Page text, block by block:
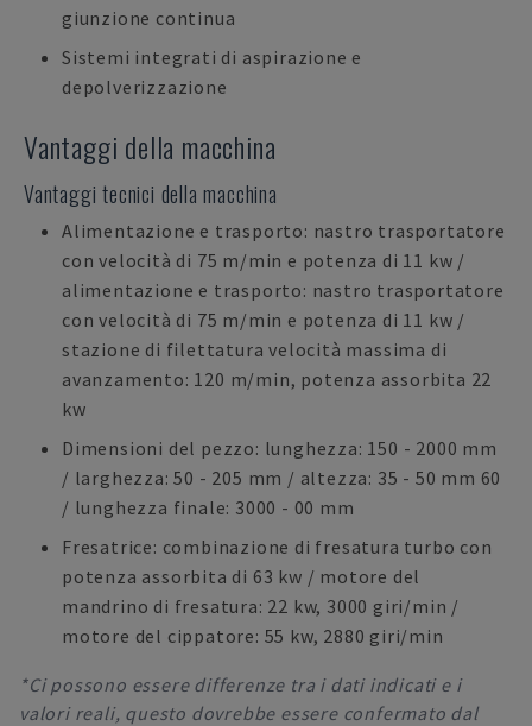
giunzione continua
Sistemi integrati di aspirazione e
depolverizzazione
Vantaggi della macchina
Vantaggi tecnici della macchina
Alimentazione e trasporto: nastro trasportatore
con velocità di 75 m/min e potenza di 11 kw /
alimentazione e trasporto: nastro trasportatore
con velocità di 75 m/min e potenza di 11 kw /
stazione di filettatura velocità massima di
avanzamento: 120 m/min, potenza assorbita 22
kw
Dimensioni del pezzo: lunghezza: 150 - 2000 mm
/ larghezza: 50 - 205 mm / altezza: 35 - 50 mm 60
/ lunghezza finale: 3000 - 00 mm
Fresatrice: combinazione di fresatura turbo con
potenza assorbita di 63 kw / motore del
mandrino di fresatura: 22 kw, 3000 giri/min /
motore del cippatore: 55 kw, 2880 giri/min
*Ci possono essere differenze tra i dati indicati e i
valori reali, questo dovrebbe essere confermato dal